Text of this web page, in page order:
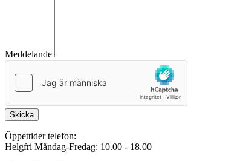
Meddelande
Skicka
Öppettider telefon:
Helgfri Måndag-Fredag: 10.00 - 18.00